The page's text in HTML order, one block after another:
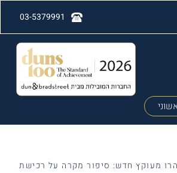
03-5379991
מעוקץ חדש: סיפור מקרה על רכישת